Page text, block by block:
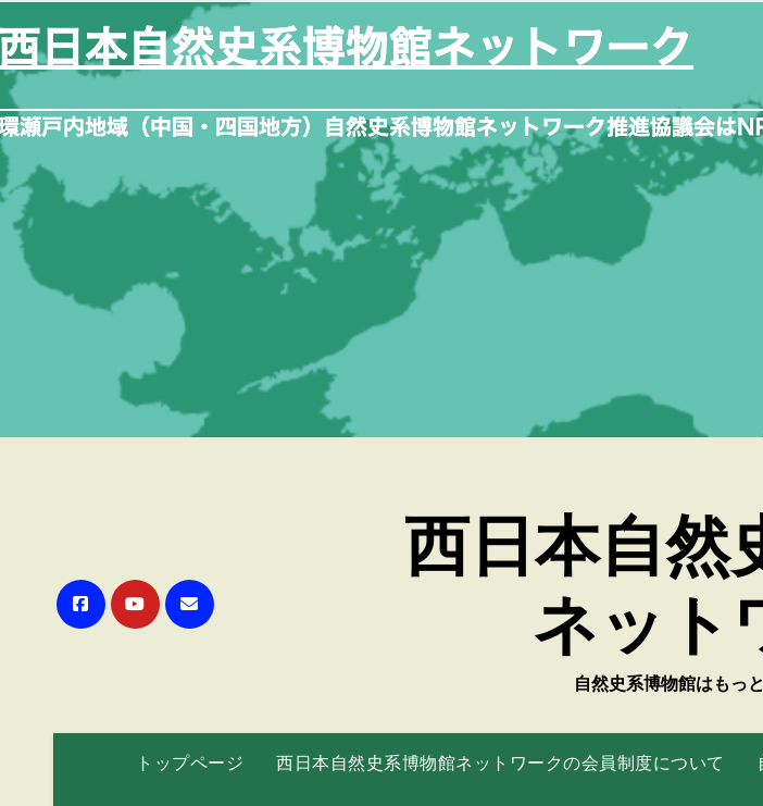
容
を
ス
キ
ッ
プ
西日本自然
ネット
自然史系博物館はもっ
トップページ 西日本自然史系博物館ネットワークの会員制度について